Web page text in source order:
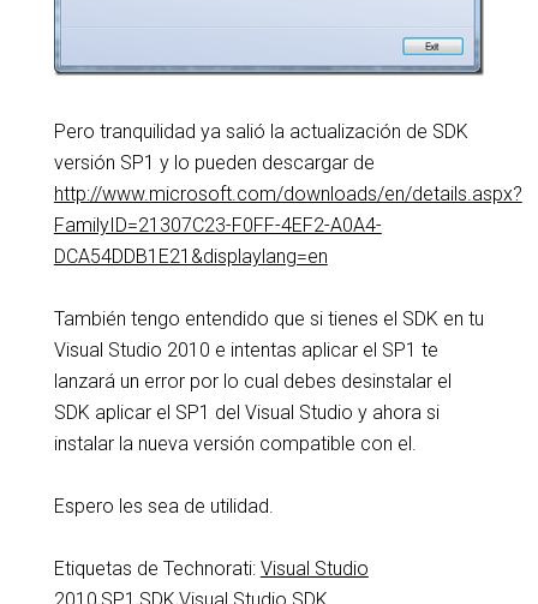
Pero tranquilidad ya salió la actualización de SDK
versión SP1 y lo pueden descargar de
http://www.microsoft.com/downloads/en/details.aspx?
FamilyID=21307C23-F0FF-4EF2-A0A4-
DCA54DDB1E21&displaylang=en
También tengo entendido que si tienes el SDK en tu
Visual Studio 2010 e intentas aplicar el SP1 te
lanzará un error por lo cual debes desinstalar el
SDK aplicar el SP1 del Visual Studio y ahora si
instalar la nueva versión compatible con el.
Espero les sea de utilidad.
Etiquetas de Technorati: Visual Studio